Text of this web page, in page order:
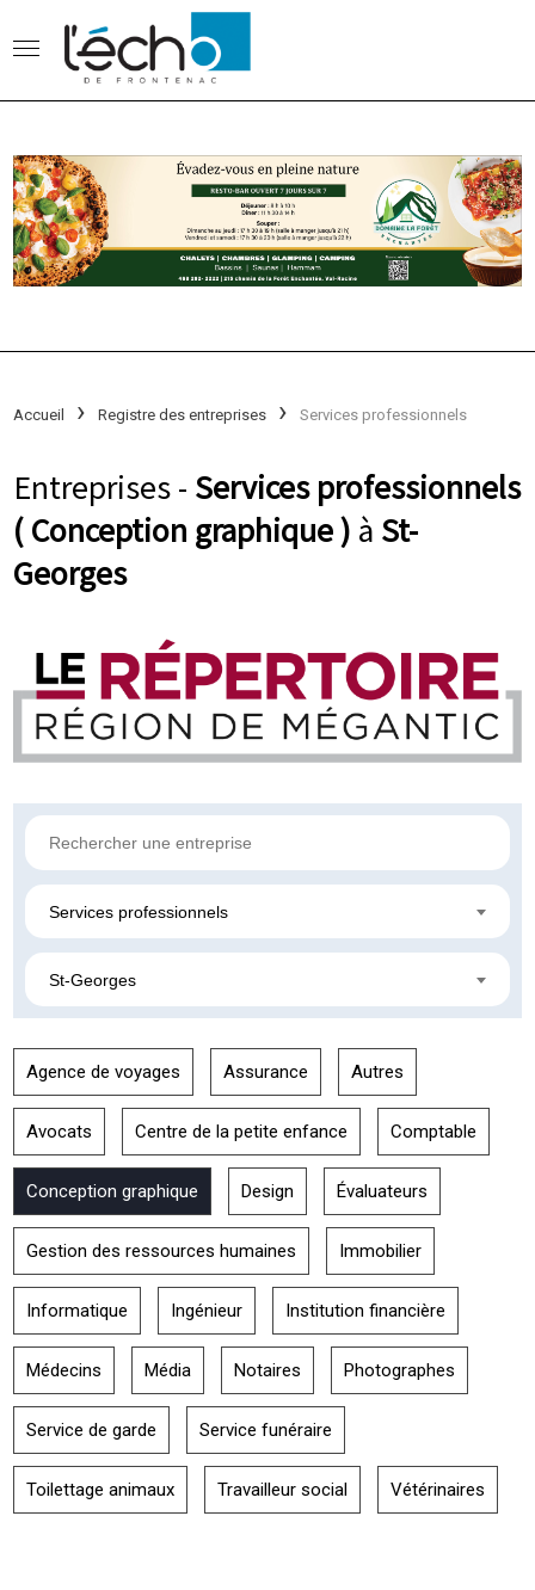
Accueil Registre des entreprises Services professionnels
Entreprises - Services professionnels
( Conception graphique ) à St-
Georges
Services professionnels
St-Georges
Agence de voyages Assurance Autres
Avocats Centre de la petite enfance Comptable
Conception graphique Design Évaluateurs
Gestion des ressources humaines Immobilier
Informatique Ingénieur Institution financière
Médecins Média Notaires Photographes
Service de garde Service funéraire
Toilettage animaux Travailleur social Vétérinaires